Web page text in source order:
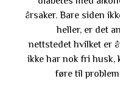
årsaker. Bare siden
heller, er det
nettstedet hvilket er
ikke har nok fri husk,
føre til